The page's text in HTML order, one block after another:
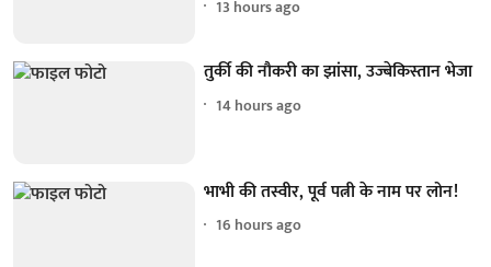
13 hours ago
तुर्की की नौकरी का झांसा, उज्बेकिस्तान भेजा
14 hours ago
भाभी की तस्वीर, पूर्व पत्नी के नाम पर लोन!
16 hours ago